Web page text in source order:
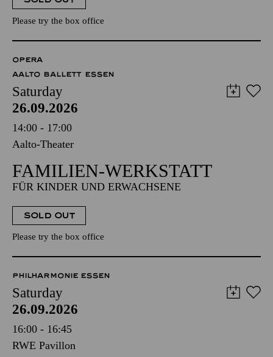
Please try the box office
OPERA
AALTO BALLETT ESSEN
Saturday
26.09.2026
14:00 - 17:00
Aalto-Theater
FAMILIEN-WERKSTATT
FÜR KINDER UND ERWACHSENE
SOLD OUT
Please try the box office
PHILHARMONIE ESSEN
Saturday
26.09.2026
16:00 - 16:45
RWE Pavillon